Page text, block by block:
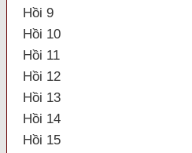
Hồi 9
Hồi 10
Hồi 11
Hồi 12
Hồi 13
Hồi 14
Hồi 15